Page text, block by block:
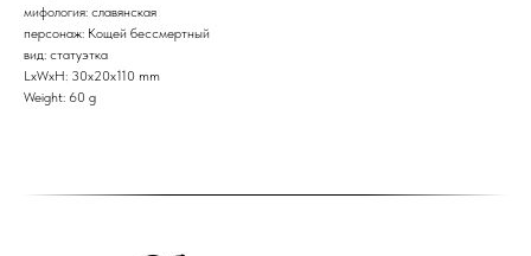
мифология: славянская
персонаж: Кощей бессмертный
вид: статуэтка
LxWxH: 30x20x110 mm
Weight: 60 g